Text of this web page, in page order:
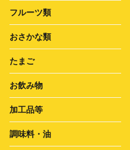
フルーツ類
おさかな類
たまご
お飲み物
加工品等
調味料・油